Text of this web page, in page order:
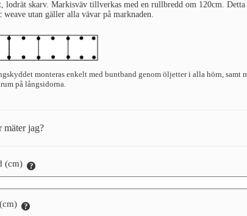
lodrät skarv. Markisväv tillverkas med en rullbredd om 120cm.
weave utan gäller alla vävar på marknaden.
monteras enkelt med buntband genom öljetter i alla hörn, samt
på långsidorna.
mäter jag?
(cm)